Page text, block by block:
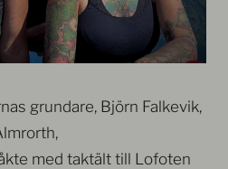
grundare, Björn Falkevik,
med taktält till Lofoten